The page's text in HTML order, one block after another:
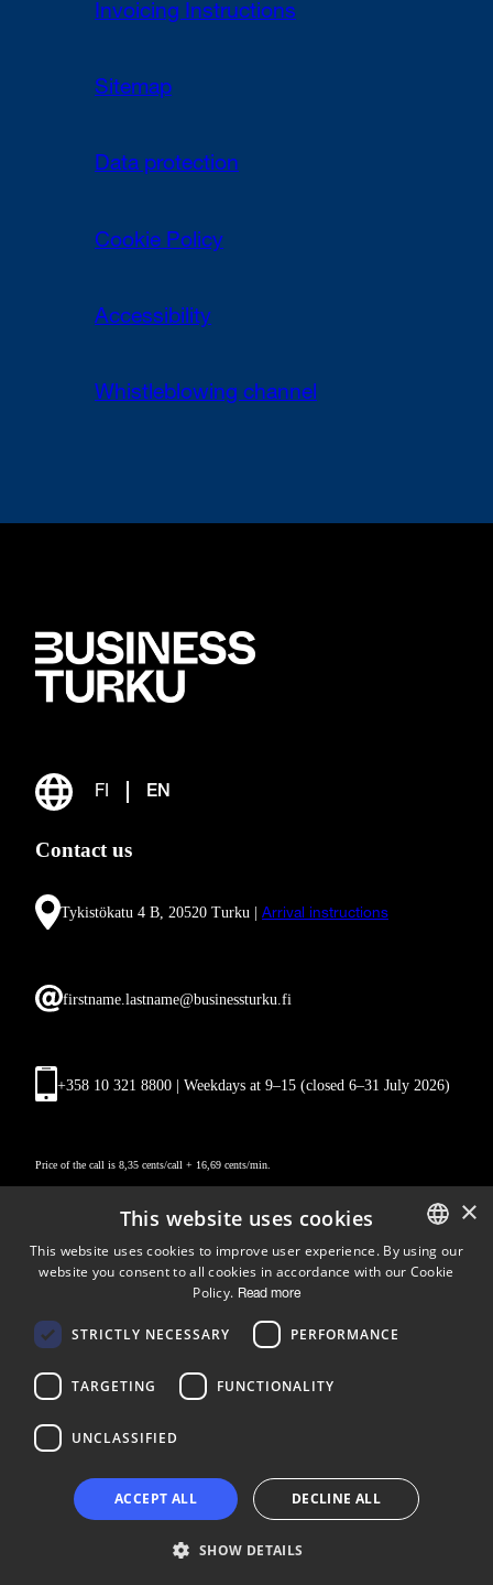
Invoicing Instructions
Sitemap
Data protection
Cookie Policy
Accessibility
Whistleblowing channel
FI EN
Contact us
Tykistökatu 4 B, 20520 Turku | Arrival instructions
firstname.lastname@businessturku.fi
+358 10 321 8800 | Weekdays at 9–15 (closed 6–31 July 2026)
Price of the call is 8,35 cents/call + 16,69 cents/min.
Follow us
LinkedIn Facebook Instagram
Copyright © 2024 Business Turku | Y-tunnus: 2322323-1
ENGLISH
×
This website uses cookies
This website uses cookies to improve user experience. By using our
website you consent to all cookies in accordance with our Cookie
Policy. Read more
STRICTLY NECESSARY PERFORMANCE
TARGETING FUNCTIONALITY
UNCLASSIFIED
ACCEPT ALL DECLINE ALL
SHOW DETAILS